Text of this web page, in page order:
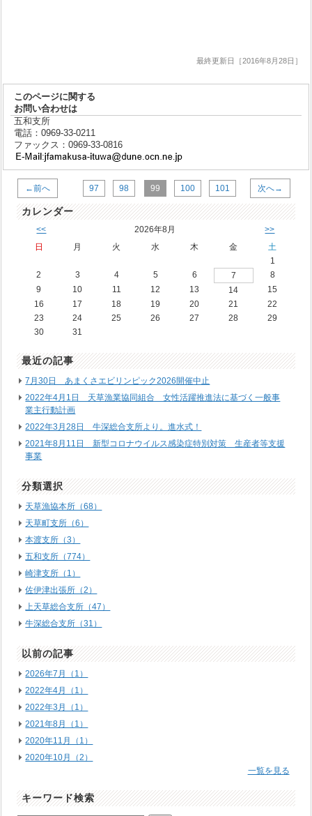
最終更新日［2016年8月28日］
このページに関する
お問い合わせは
五和支所
電話：0969-33-0211
ファックス：0969-33-0816
←前へ 97 98 99 100 101 次へ→
カレンダー
<< 2026年8月 >>
日 月 火 水 木 金
土
1
2
3 4 5 6 7
8
9
10 11 12 13 14
15
16
17 18 19 20 21
22
23
24 25 26 27 28
29
30
31
最近の記事
7月30日 あまくさエビリンピック2026開催中止
2022年4月1日 天草漁業協同組合 女性活躍推進法に基づく一般事
業主行動計画
2022年3月28日 牛深総合支所より。進水式！
2021年8月11日 新型コロナウイルス感染症特別対策 生産者等支援
事業
分類選択
天草漁協本所（68）
天草町支所（6）
本渡支所（3）
五和支所（774）
崎津支所（1）
佐伊津出張所（2）
上天草総合支所（47）
牛深総合支所（31）
以前の記事
2026年7月（1）
2022年4月（1）
2022年3月（1）
2021年8月（1）
2020年11月（1）
2020年10月（2）
一覧を見る
キーワード検索